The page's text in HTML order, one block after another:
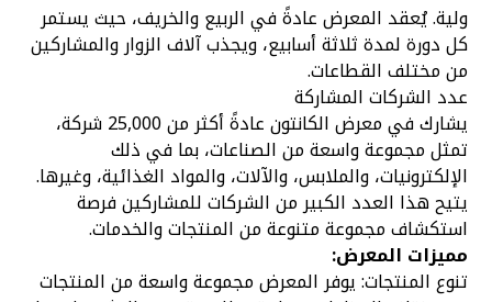
ولية. يُعقد المعرض عادةً في الربيع والخريف، حيث يستمر
كل دورة لمدة ثلاثة أسابيع، ويجذب آلاف الزوار والمشاركين
من مختلف القطاعات.
عدد الشركات المشاركة
يشارك في معرض الكانتون عادةً أكثر من 25,000 شركة،
تمثل مجموعة واسعة من الصناعات، بما في ذلك
الإلكترونيات، والملابس، والآلات، والمواد الغذائية، وغيرها.
يتيح هذا العدد الكبير من الشركات للمشاركين فرصة
استكشاف مجموعة متنوعة من المنتجات والخدمات.
مميزات المعرض:
تنوع المنتجات: يوفر المعرض مجموعة واسعة من المنتجات